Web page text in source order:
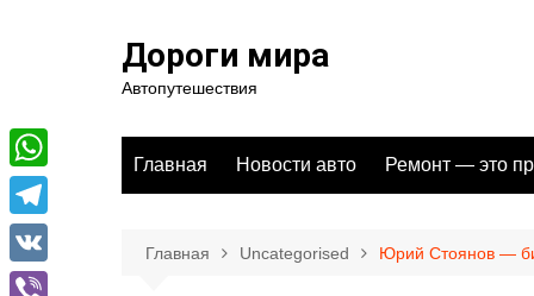
Дороги мира
Автопутешествия
Главная Новости авто Ремонт — это
Главная Uncategorised Юрий Стоянов —
W
h
a
T
e
V